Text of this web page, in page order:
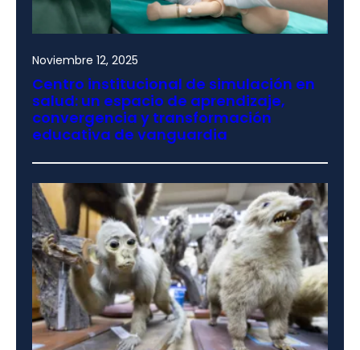
Noviembre 12, 2025
Centro institucional de simulación en
salud: un espacio de aprendizaje,
convergencia y transformación
educativa de vanguardia